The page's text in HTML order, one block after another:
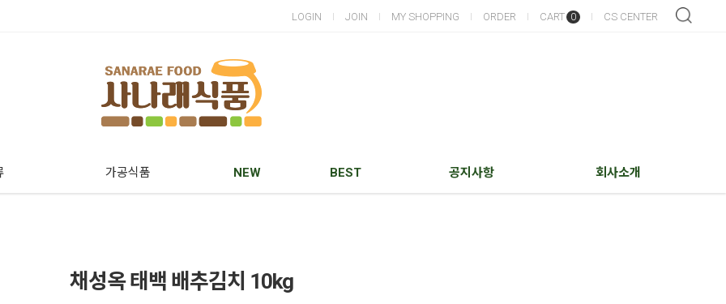
LOGIN JOIN MY SHOPPING ORDER CART 0 CS CENTER
가공식품 NEW BEST 공지사항 회사소개
채성옥 태백 배추김치 10kg